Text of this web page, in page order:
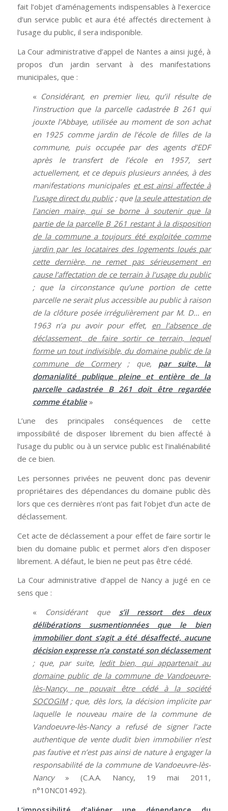
fait l’objet d’aménagements indispensables à l’exercice
d’un service public et aura été affectés directement à
l’usage du public, il sera indisponible.
La Cour administrative d’appel de Nantes a ainsi jugé, à
propos d’un jardin servant à des manifestations
municipales, que :
« Considérant, en premier lieu, qu’il résulte de
l’instruction que la parcelle cadastrée B 261 qui
jouxte l’Abbaye, utilisée au moment de son achat
en 1925 comme jardin de l’école de filles de la
commune, puis occupée par des agents d’EDF
après le transfert de l’école en 1957, sert
actuellement, et ce depuis plusieurs années, à des
manifestations municipales et est ainsi affectée à
l’usage direct du public; que la seule attestation de
l’ancien maire, qui se borne à soutenir que la
partie de la parcelle B 261 restant à la disposition
de la commune a toujours été exploitée comme
jardin par les locataires des logements loués par
cette dernière, ne remet pas sérieusement en
cause l’affectation de ce terrain à l’usage du public
; que la circonstance qu’une portion de cette
parcelle ne serait plus accessible au public à raison
de la clôture posée irrégulièrement par M. D… en
1963 n’a pu avoir pour effet, en l’absence de
déclassement, de faire sortir ce terrain, lequel
forme un tout indivisible, du domaine public de la
commune de Cormery; que, par suite, la
domanialité publique pleine et entière de la
parcelle cadastrée B 261 doit être regardée
comme établie»
L’une des principales conséquences de cette
impossibilité de disposer librement du bien affecté à
l’usage du public ou à un service public est l’inaliénabilité
de ce bien.
Les personnes privées ne peuvent donc pas devenir
propriétaires des dépendances du domaine public dès
lors que ces dernières n’ont pas fait l’objet d’un acte de
déclassement.
Cet acte de déclassement a pour effet de faire sortir le
bien du domaine public et permet alors d’en disposer
librement. A défaut, le bien ne peut pas être cédé.
La Cour administrative d’appel de Nancy a jugé en ce
sens que :
« Considérant que s’il ressort des deux
délibérations susmentionnées que le bien
immobilier dont s’agit a été désaffecté, aucune
décision expresse n’a constaté son déclassement
; que, par suite, ledit bien, qui appartenait au
domaine public de la commune de Vandoeuvre-
lès-Nancy, ne pouvait être cédé à la société
SOCOGIM; que, dès lors, la décision implicite par
laquelle le nouveau maire de la commune de
Vandoeuvre-lès-Nancy a refusé de signer l’acte
authentique de vente dudit bien immobilier n’est
pas fautive et n’est pas ainsi de nature à engager la
responsabilité de la commune de Vandoeuvre-lès-
Nancy» (C.A.A. Nancy, 19 mai 2011,
n°10NC01492).